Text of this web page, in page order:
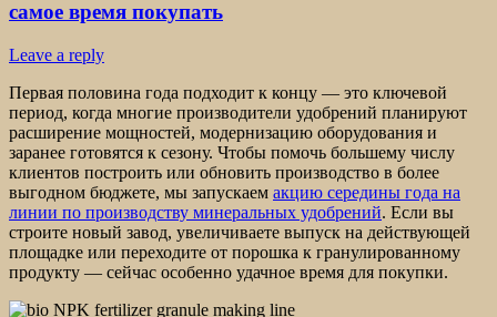
самое время покупать
Leave a reply
Первая половина года подходит к концу — это ключевой
период, когда многие производители удобрений планируют
расширение мощностей, модернизацию оборудования и
заранее готовятся к сезону. Чтобы помочь большему числу
клиентов построить или обновить производство в более
выгодном бюджете, мы запускаем акцию середины года на
линии по производству минеральных удобрений. Если вы
строите новый завод, увеличиваете выпуск на действующей
площадке или переходите от порошка к гранулированному
продукту — сейчас особенно удачное время для покупки.